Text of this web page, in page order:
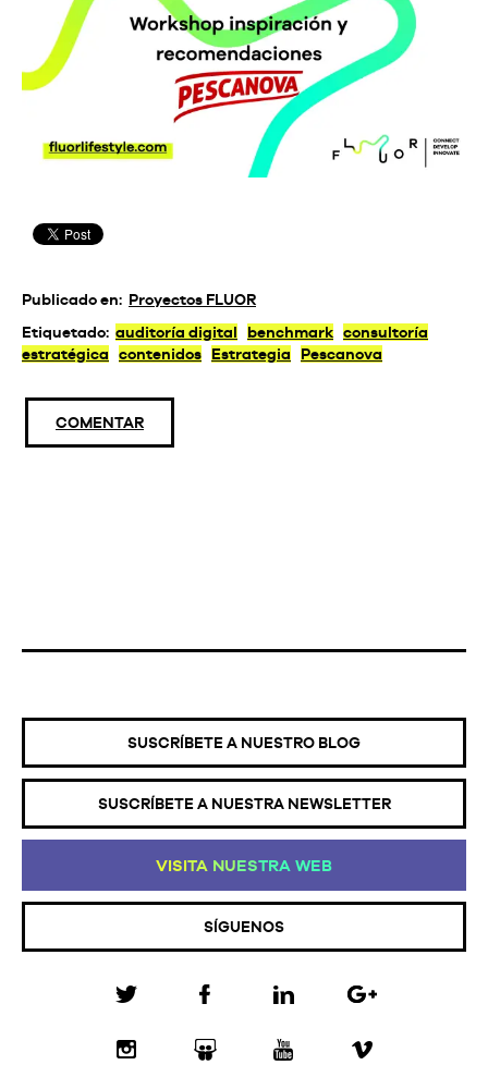
Publicado en: Proyectos FLUOR
Etiquetado: auditoría digital benchmark consultoría
estratégica
contenidos Estrategia Pescanova
COMENTAR
SUSCRÍBETE A NUESTRO BLOG
SUSCRÍBETE A NUESTRA NEWSLETTER
VISITA NUESTRA WEB
SÍGUENOS